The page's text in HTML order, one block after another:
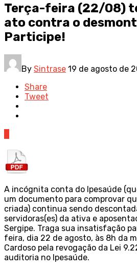
Terça-feira (22/08)
ato contra o
Participe!
By Sintrase 19 de agosto de
Share
Tweet
A incógnita conta do Ipesaúde
um documento para comprovar
criada) continua sendo
servidoras(es) da ativa e
Sergipe. Traga sua insatisfação
feira, dia 22 de agosto, às 8h da
Cardoso pela revogação da Lei
auditoria no Ipesaúde.